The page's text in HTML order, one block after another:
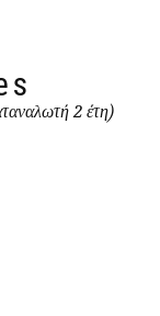
2 έτη)